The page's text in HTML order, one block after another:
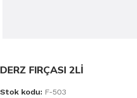
DERZ FIRÇASI 2Lİ
Stok kodu: F-503